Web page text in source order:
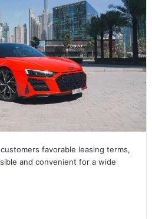
favorable leasing terms,
and convenient for a wide